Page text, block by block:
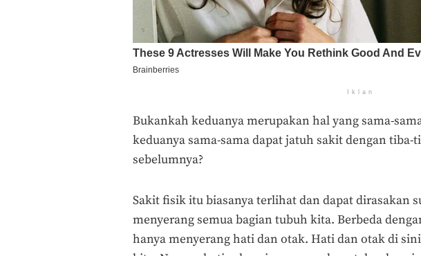
Iklan
Bukankah keduanya merupakan hal yang sama-
keduanya sama-sama dapat jatuh sakit dengan
sebelumnya?
Sakit fisik itu biasanya terlihat dan dapat dirasakan
menyerang semua bagian tubuh kita. Berbeda
hanya menyerang hati dan otak. Hati dan otak di